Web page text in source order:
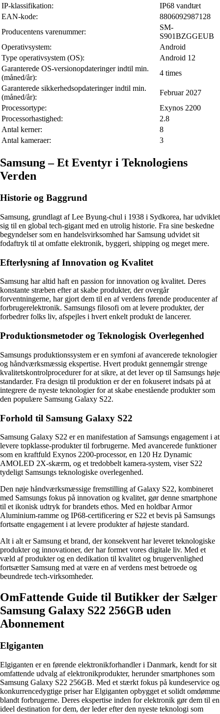
IP-klassifikation:
IP68 vandtæt
EAN-kode:
8806092987128
Producentens varenummer:
SM-
S901BZGGEUB
Operativsystem:
Android
Type operativsystem (OS):
Android 12
Garanterede OS-versionopdateringer indtil min.
(måned/år):
4 times
Garanterede sikkerhedsopdateringer indtil min.
(måned/år):
Februar 2027
Processortype:
Exynos 2200
Processorhastighed:
2.8
Antal kerner:
8
Antal kameraer:
3
Samsung – Et Eventyr i Teknologiens
Verden
Historie og Baggrund
Samsung, grundlagt af Lee Byung-chul i 1938 i Sydkorea, har udviklet
sig til en global tech-gigant med en utrolig historie. Fra sine beskedne
begyndelser som en handelsvirksomhed har Samsung udvidet sit
fodaftryk til at omfatte elektronik, byggeri, shipping og meget mere.
Efterlysning af Innovation og Kvalitet
Samsung har altid haft en passion for innovation og kvalitet. Deres
konstante stræben efter at skabe produkter, der overgår
forventningerne, har gjort dem til en af verdens førende producenter af
forbrugerelektronik. Samsungs filosofi om at levere produkter, der
forbedrer folks liv, afspejles i hvert enkelt produkt de lancerer.
Produktionsmetoder og Teknologisk Overlegenhed
Samsungs produktionssystem er en symfoni af avancerede teknologier
og håndværksmæssig ekspertise. Hvert produkt gennemgår strenge
kvalitetskontrolprocedurer for at sikre, at det lever op til Samsungs høje
standarder. Fra design til produktion er der en fokuseret indsats på at
integrere de nyeste teknologier for at skabe enestående produkter som
den populære Samsung Galaxy S22.
Forhold til Samsung Galaxy S22
Samsung Galaxy S22 er en manifestation af Samsungs engagement i at
levere topklasse-produkter til forbrugerne. Med avancerede funktioner
som en kraftfuld Exynos 2200-processor, en 120 Hz Dynamic
AMOLED 2X-skærm, og et tredobbelt kamera-system, viser S22
tydeligt Samsungs teknologiske overlegenhed.
Den nøje håndværksmæssige fremstilling af Galaxy S22, kombineret
med Samsungs fokus på innovation og kvalitet, gør denne smartphone
til et ikonisk udtryk for brandets ethos. Med en holdbar Armor
Aluminium-ramme og IP68-certificering er S22 et bevis på Samsungs
fortsatte engagement i at levere produkter af højeste standard.
Alt i alt er Samsung et brand, der konsekvent har leveret teknologiske
produkter og innovationer, der har formet vores digitale liv. Med et
væld af produkter og en dedikation til kvalitet og brugervenlighed
fortsætter Samsung med at være en af verdens mest betroede og
beundrede tech-virksomheder.
OmFattende Guide til Butikker der Sælger
Samsung Galaxy S22 256GB uden
Abonnement
Elgiganten
Elgiganten er en førende elektronikforhandler i Danmark, kendt for sit
omfattende udvalg af elektronikprodukter, herunder smartphones som
Samsung Galaxy S22 256GB. Med et stærkt fokus på kundeservice og
konkurrencedygtige priser har Elgiganten opbygget et solidt omdømme
blandt forbrugerne. Deres ekspertise inden for elektronik gør dem til en
ideel destination for dem, der leder efter den nyeste teknologi som